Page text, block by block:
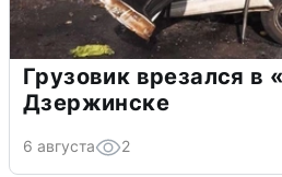
Грузовик врезался в
Дзержинске
6 августа 2